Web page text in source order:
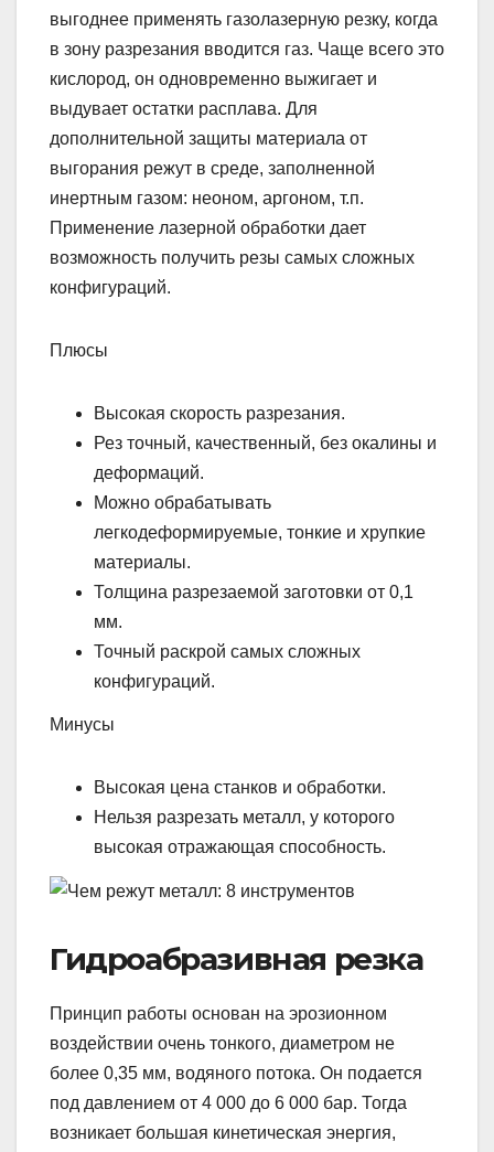
выгоднее применять газолазерную резку, когда
в зону разрезания вводится газ. Чаще всего это
кислород, он одновременно выжигает и
выдувает остатки расплава. Для
дополнительной защиты материала от
выгорания режут в среде, заполненной
инертным газом: неоном, аргоном, т.п.
Применение лазерной обработки дает
возможность получить резы самых сложных
конфигураций.
Плюсы
Высокая скорость разрезания.
Рез точный, качественный, без окалины и
деформаций.
Можно обрабатывать
легкодеформируемые, тонкие и хрупкие
материалы.
Толщина разрезаемой заготовки от 0,1
мм.
Точный раскрой самых сложных
конфигураций.
Минусы
Высокая цена станков и обработки.
Нельзя разрезать металл, у которого
высокая отражающая способность.
Гидроабразивная резка
Принцип работы основан на эрозионном
воздействии очень тонкого, диаметром не
более 0,35 мм, водяного потока. Он подается
под давлением от 4 000 до 6 000 бар. Тогда
возникает большая кинетическая энергия,